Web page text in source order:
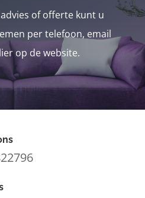
of offerte kunt u
per telefoon, email
op de website.